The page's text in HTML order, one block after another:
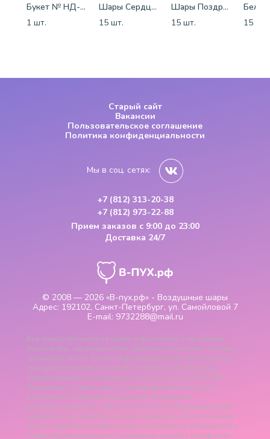
Букет № НД-77
1 шт.
Шары Сердца бело-розово-красные
15 шт.
Шары Поздравления
15 шт.
15 шт.
© 2008 — 2026 «В-пух.рф» - Воздушные шары
Адрес: 192102, Санкт-Петербург, ул. Самойловой 7
E-mail: 9732288@mail.ru
Старый сайт
Вакансии
Пользовательское соглашение
Политика конфиденциальности
Мы в соц. сетях:
+7 (812) 313-20-38
+7 (812) 973-22-88
Прием заказов с 9:00 до 23:00
Доставка 24/7
Вся представленная на сайте информация о продукции
(параметры, характеристики, цветовые сочетания, а также
стоимость), носит только информационный характер и ни
при каких условиях не является публичной офертой,
определяемой положениями пункта 2 статьи 437 ГК РФ.
Указанные на сайте цены - рекомендованные и могут
отличаться от действительных цен. Все данные,
представленные на сайте, носят сугубо информационный
характер и не являются исчерпывающими. Для получения
более подробной информации необходимо обращаться к
операторам компании по указанным на сайте телефонам.